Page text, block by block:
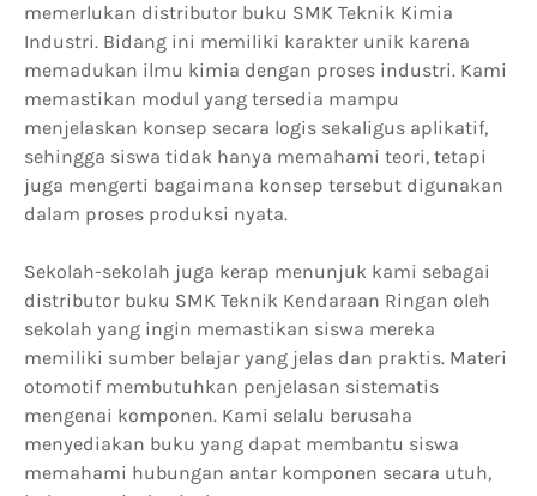
memerlukan distributor buku SMK Teknik Kimia
Industri. Bidang ini memiliki karakter unik karena
memadukan ilmu kimia dengan proses industri. Kami
memastikan modul yang tersedia mampu
menjelaskan konsep secara logis sekaligus aplikatif,
sehingga siswa tidak hanya memahami teori, tetapi
juga mengerti bagaimana konsep tersebut digunakan
dalam proses produksi nyata.
Sekolah-sekolah juga kerap menunjuk kami sebagai
distributor buku SMK Teknik Kendaraan Ringan oleh
sekolah yang ingin memastikan siswa mereka
memiliki sumber belajar yang jelas dan praktis. Materi
otomotif membutuhkan penjelasan sistematis
mengenai komponen. Kami selalu berusaha
menyediakan buku yang dapat membantu siswa
memahami hubungan antar komponen secara utuh,